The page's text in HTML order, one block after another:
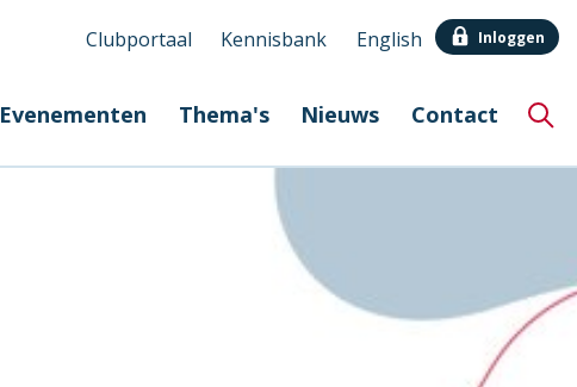
Secundair
Clubportaal Kennisbank English Inloggen
Evenementen Thema's Nieuws Contact